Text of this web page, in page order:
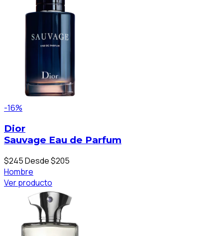
-16%
Dior
Sauvage Eau de Parfum
$245Desde $205
Hombre
Ver producto